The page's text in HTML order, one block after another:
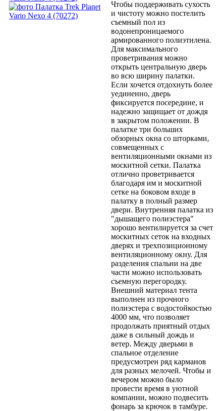
Чтобы поддерживать сухость
и чистоту можно постелить
съемный пол из
водонепроницаемого
армированного полиэтилена.
Для максимального
проветривания можно
открыть центральную дверь
во всю ширину палатки.
Если хочется отдохнуть более
уединенно, дверь
фиксируется посередине, и
надежно защищает от дождя
в закрытом положении. В
палатке три больших
обзорных окна со шторками,
совмещенных с
вентиляционными окнами из
москитной сетки. Палатка
отлично проветривается
благодаря им и москитной
сетке на боковом входе в
палатку в полный размер
двери. Внутренняя палатка из
"дышащего полиэстера"
хорошо вентилируется за счет
москитных сеток на входных
дверях и трехпозиционному
вентиляционному окну. Для
разделения спальни на две
части можно использовать
съемную перегородку.
Внешний материал тента
выполнен из прочного
полиэстера с водостойкостью
4000 мм, что позволяет
продолжать приятный отдых
даже в сильный дождь и
ветер. Между дверьми в
спальное отделение
предусмотрен ряд карманов
для разных мелочей. Чтобы и
вечером можно было
провести время в уютной
компании, можно подвесить
фонарь за крючок в тамбуре.